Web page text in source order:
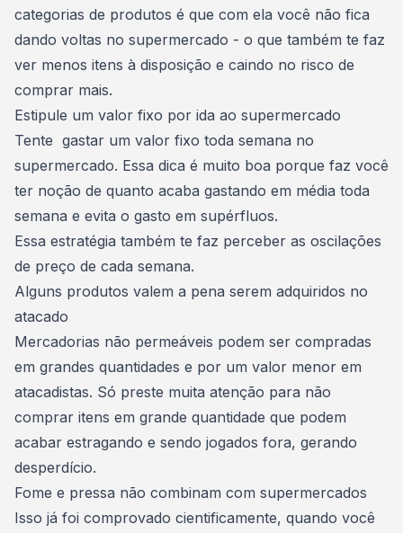
categorias de produtos é que com ela você não fica
dando voltas no supermercado - o que também te faz
ver menos itens à disposição e caindo no risco de
comprar mais.
Estipule um valor fixo por ida ao supermercado
Tente gastar um valor fixo toda semana no
supermercado. Essa dica é muito boa porque faz você
ter noção de quanto acaba gastando em média toda
semana e evita o gasto em supérfluos.
Essa estratégia também te faz perceber as oscilações
de preço de cada semana.
Alguns produtos valem a pena serem adquiridos no
atacado
Mercadorias não permeáveis podem ser compradas
em grandes quantidades e por um valor menor em
atacadistas. Só preste muita atenção para não
comprar itens em grande quantidade que podem
acabar estragando e sendo jogados fora, gerando
desperdício.
Fome e pressa não combinam com supermercados
Isso já foi comprovado cientificamente, quando você